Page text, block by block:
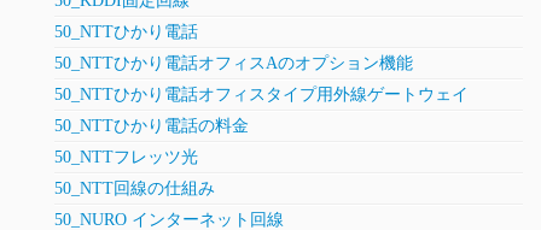
50_NTTひかり電話
50_NTTひかり電話オフィスAのオプション機能
50_NTTひかり電話オフィスタイプ用外線ゲートウェイ
50_NTTひかり電話の料金
50_NTTフレッツ光
50_NTT回線の仕組み
50_NURO インターネット回線